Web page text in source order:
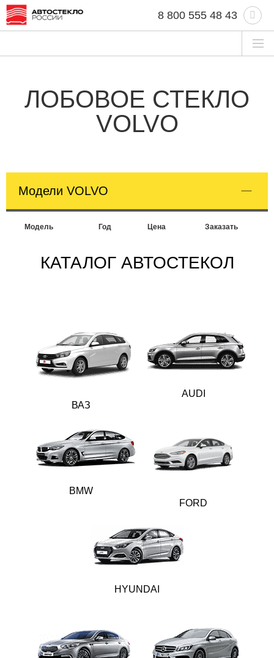
8 800 555 48 43
ЛОБОВОЕ СТЕКЛО
VOLVO
Модели VOLVO
Модель Год Цена Заказать
КАТАЛОГ АВТОСТЕКОЛ
ВАЗ
AUDI
BMW
FORD
HYUNDAI